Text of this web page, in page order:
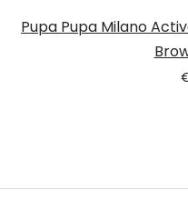
Pupa Pupa Milano